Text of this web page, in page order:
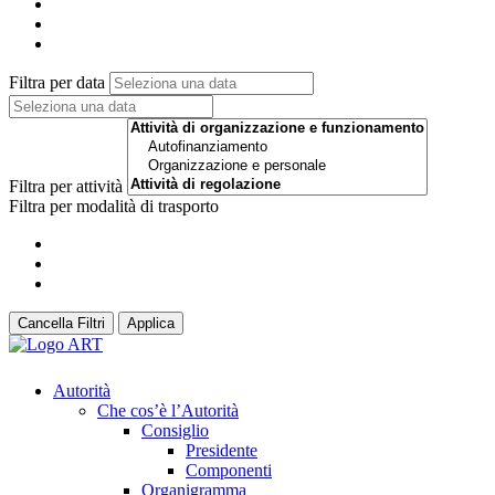
Filtra per data
Filtra per attività
Filtra per modalità di trasporto
Cancella Filtri Applica
Autorità
Che cos’è l’Autorità
Consiglio
Presidente
Componenti
Organigramma